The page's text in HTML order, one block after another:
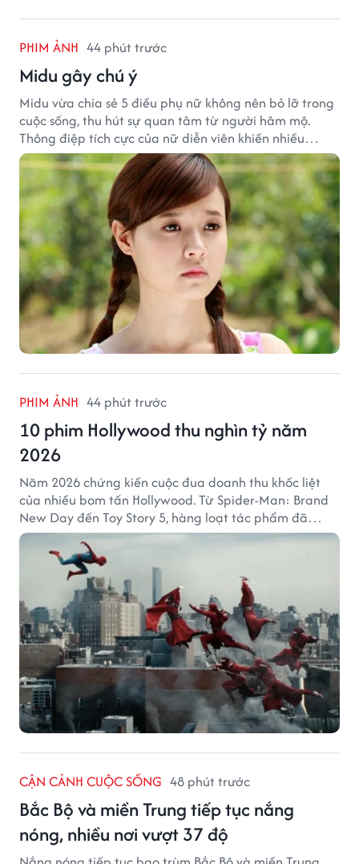
PHIM ẢNH 44 phút trước
Midu gây chú ý
Midu vừa chia sẻ 5 điều phụ nữ không nên bỏ lỡ trong
cuộc sống, thu hút sự quan tâm từ người hâm mộ.
Thông điệp tích cực của nữ diễn viên khiến nhiều
người đồng cảm khi nhìn lại hành trình sự nghiệp và
hạnh phúc hiện tại của cô.
PHIM ẢNH 44 phút trước
10 phim Hollywood thu nghìn tỷ năm
2026
Năm 2026 chứng kiến cuộc đua doanh thu khốc liệt
của nhiều bom tấn Hollywood. Từ Spider-Man: Brand
New Day đến Toy Story 5, hàng loạt tác phẩm đã
mang về hàng chục nghìn tỷ đồng và tạo nên những
cột mốc đáng nhớ tại phòng vé toàn cầu.
CẬN CẢNH CUỘC SỐNG 48 phút trước
Bắc Bộ và miền Trung tiếp tục nắng
nóng, nhiều nơi vượt 37 độ